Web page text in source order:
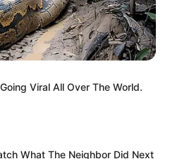
sélectionner et le logiciel
être le meilleur pronostic
Viral All Over The World.
What The Neighbor Did Next